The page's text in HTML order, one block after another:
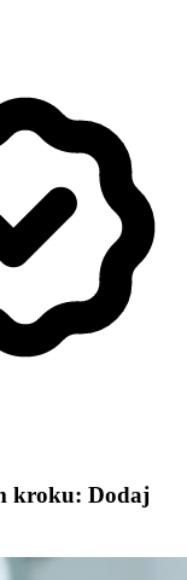
kroku: Dodaj